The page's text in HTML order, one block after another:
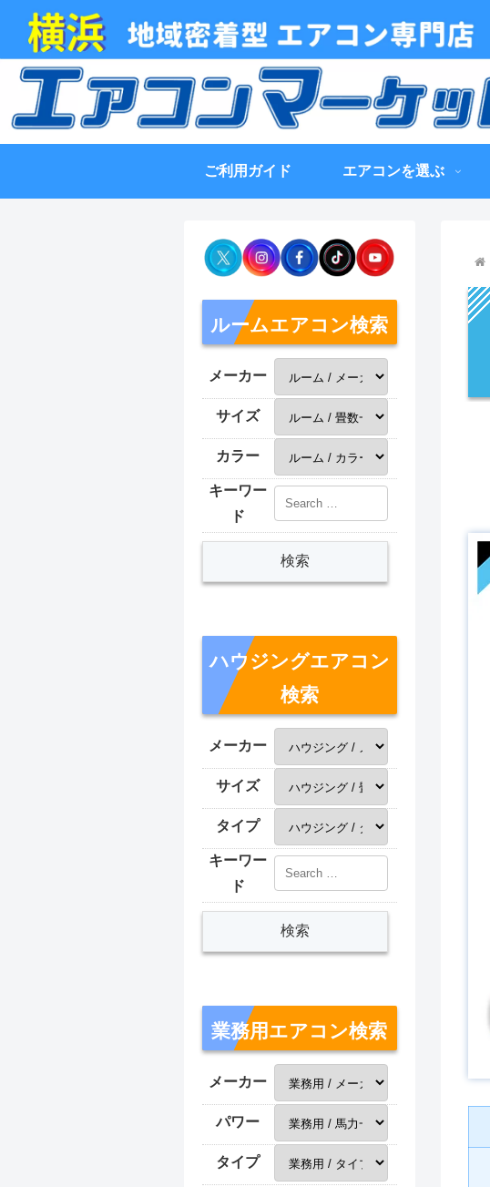
ご利用ガイド エアコンを選ぶ
ルームエアコン検索
メーカー
サイズ
カラー
キーワー
ド
ハウジングエアコン
検索
メーカー
サイズ
タイプ
キーワー
ド
業務用エアコン検索
メーカー
パワー
タイプ